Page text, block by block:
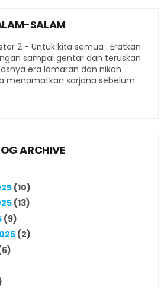
SALAM
2 - Untuk kita semua : Eratkan
sampai gentar dan teruskan
era lamaran dan nikah
menamatkan sarjana sebelum
ARCHIVE
(10)
(13)
(9)
(2)